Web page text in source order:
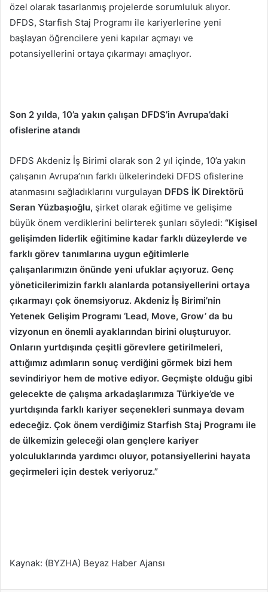
özel olarak tasarlanmış projelerde sorumluluk alıyor.
DFDS, Starfish Staj Programı ile kariyerlerine yeni
başlayan öğrencilere yeni kapılar açmayı ve
potansiyellerini ortaya çıkarmayı amaçlıyor.
Son 2 yılda, 10’a yakın çalışan DFDS’in Avrupa’daki
ofislerine atandı
DFDS Akdeniz İş Birimi olarak son 2 yıl içinde, 10’a yakın
çalışanın Avrupa’nın farklı ülkelerindeki DFDS ofislerine
atanmasını sağladıklarını vurgulayan DFDS İK Direktörü
Seran Yüzbaşıoğlu, şirket olarak eğitime ve gelişime
büyük önem verdiklerini belirterek şunları söyledi: “Kişisel
gelişimden liderlik eğitimine kadar farklı düzeylerde ve
farklı görev tanımlarına uygun eğitimlerle
çalışanlarımızın önünde yeni ufuklar açıyoruz. Genç
yöneticilerimizin farklı alanlarda potansiyellerini ortaya
çıkarmayı çok önemsiyoruz. Akdeniz İş Birimi’nin
Yetenek Gelişim Programı ‘Lead, Move, Grow’ da bu
vizyonun en önemli ayaklarından birini oluşturuyor.
Onların yurtdışında çeşitli görevlere getirilmeleri,
attığımız adımların sonuç verdiğini görmek bizi hem
sevindiriyor hem de motive ediyor. Geçmişte olduğu gibi
gelecekte de çalışma arkadaşlarımıza Türkiye’de ve
yurtdışında farklı kariyer seçenekleri sunmaya devam
edeceğiz. Çok önem verdiğimiz Starfish Staj Programı ile
de ülkemizin geleceği olan gençlere kariyer
yolculuklarında yardımcı oluyor, potansiyellerini hayata
geçirmeleri için destek veriyoruz.”
Kaynak: (BYZHA) Beyaz Haber Ajansı